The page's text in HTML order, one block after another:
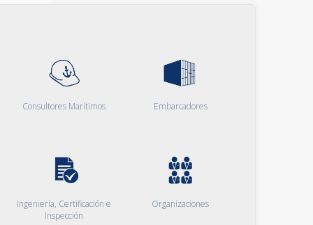
Consultores Marítimos Embarcadores
Ingeniería, Certificación e
Inspección
Organizaciones